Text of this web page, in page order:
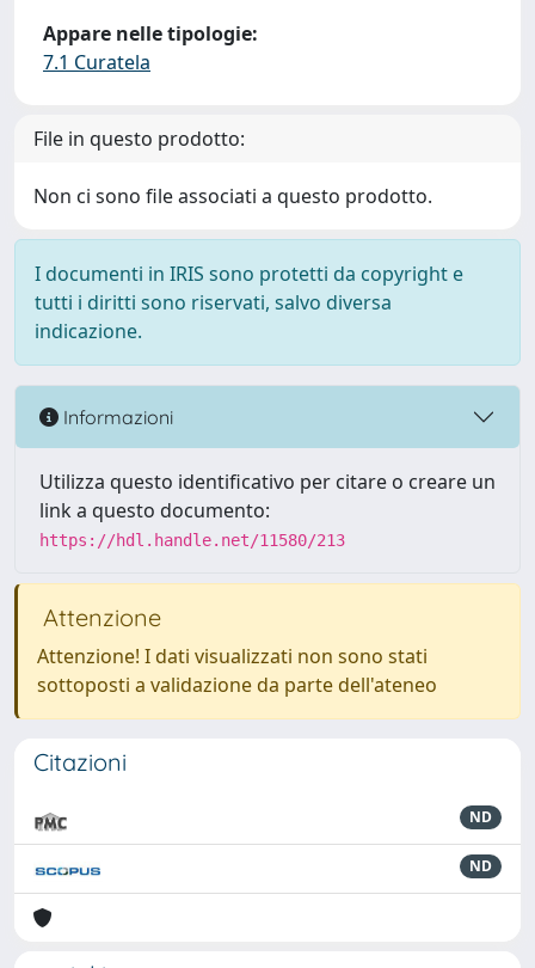
Appare nelle tipologie:
7.1 Curatela
File in questo prodotto:
Non ci sono file associati a questo prodotto.
I documenti in IRIS sono protetti da copyright e
tutti i diritti sono riservati, salvo diversa
indicazione.
Informazioni
Utilizza questo identificativo per citare o creare un
link a questo documento:
https://hdl.handle.net/11580/213
Attenzione
Attenzione! I dati visualizzati non sono stati
sottoposti a validazione da parte dell'ateneo
Citazioni
ND
ND